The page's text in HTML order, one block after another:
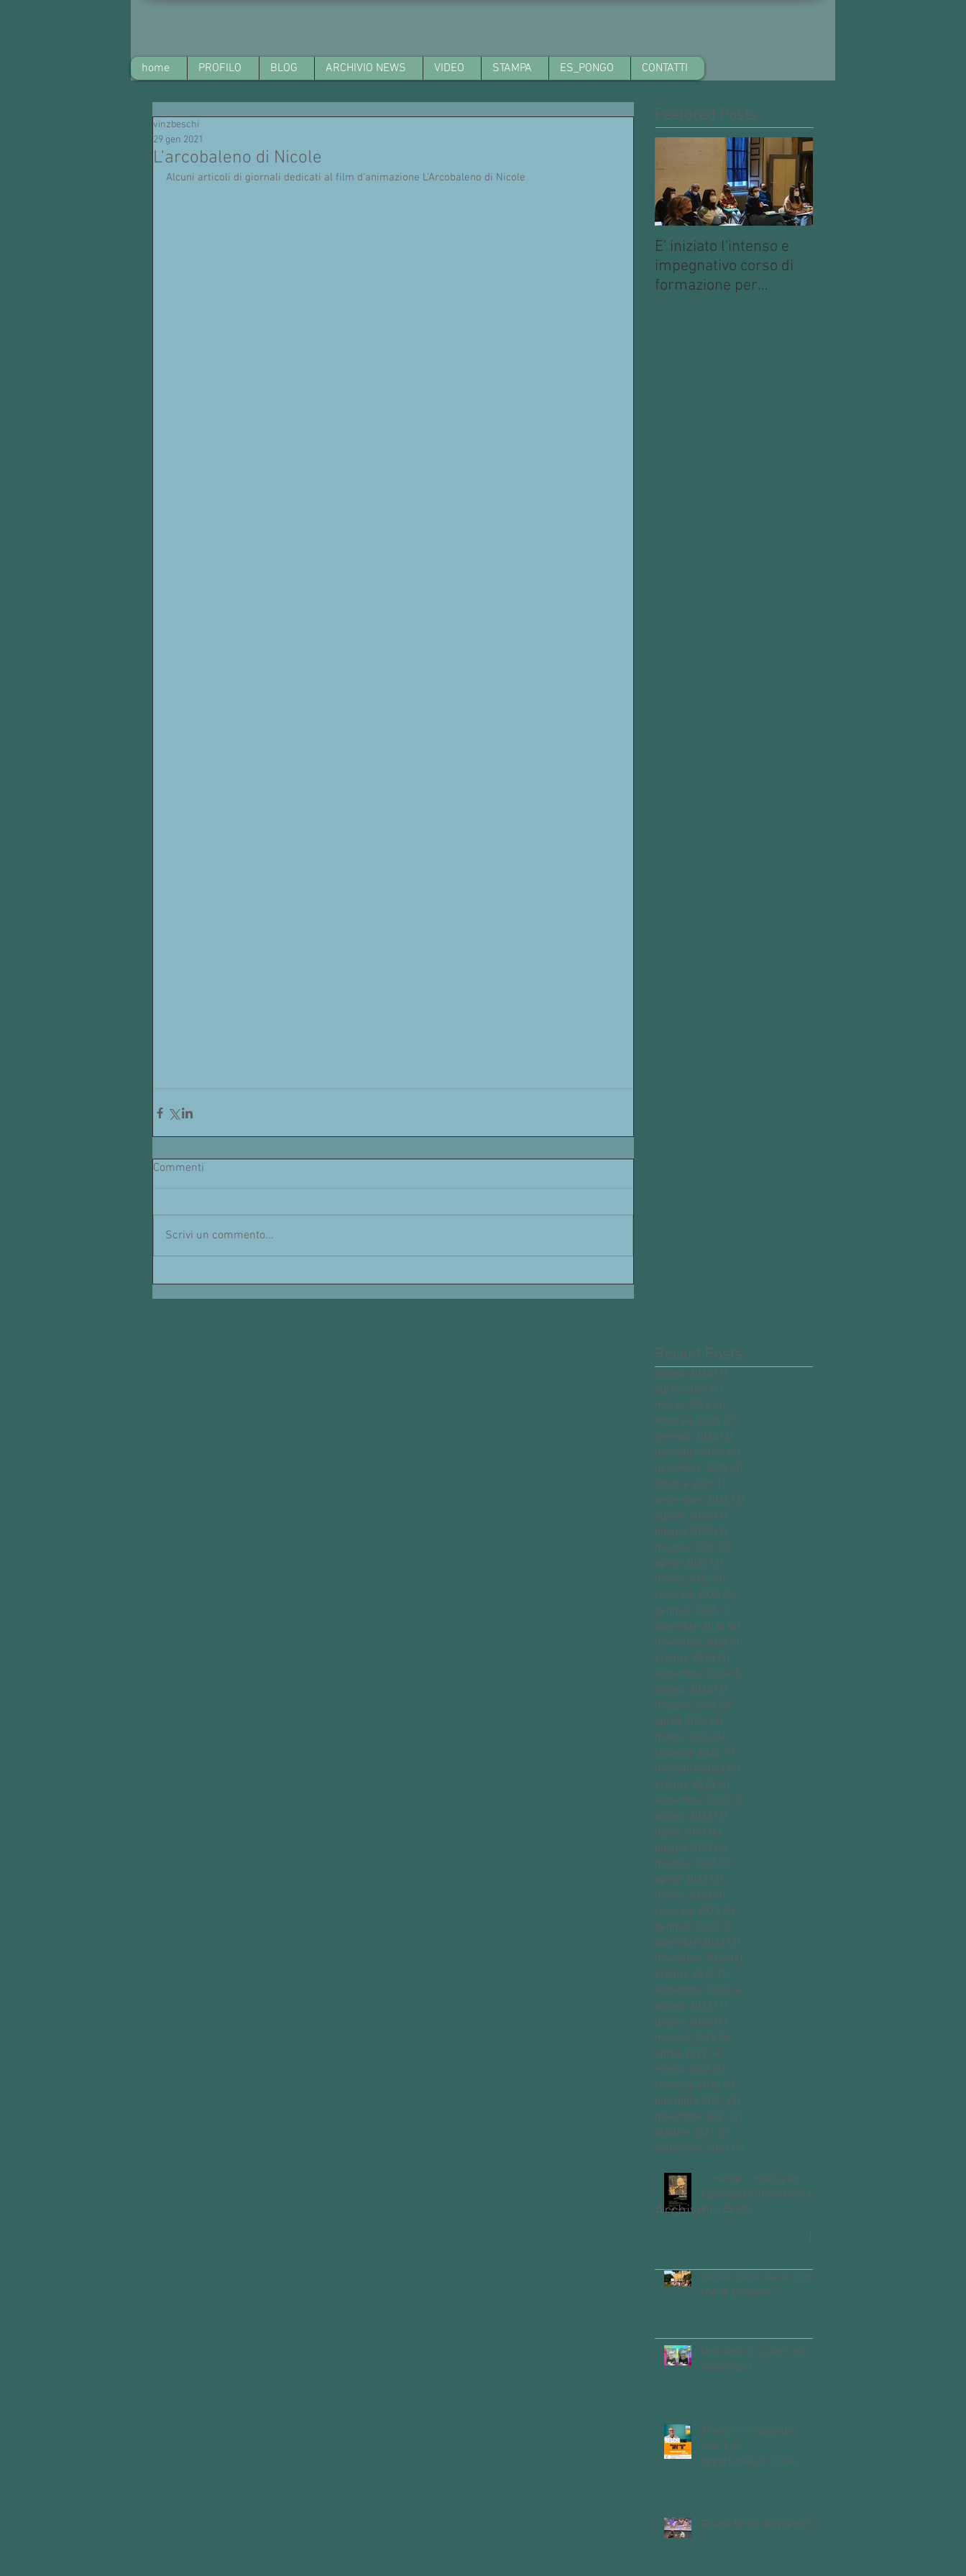
home PROFILO BLOG ARCHIVIO NEWS VIDEO STAMPA ES_PONGO CONTATTI
L'arcobaleno di Nicole
vinzbeschi
29 gen 2021
Alcuni articoli di giornali dedicati al film d'animazione L'Arcobaleno di Nicole
Commenti
Scrivi un commento...
Featured Posts
E' iniziato l'intenso e
impegnativo corso di
formazione per
Recent Posts
giugno 2026 (7)
aprile 2026 (1)
marzo 2026 (4)
febbraio 2026 (2)
gennaio 2026 (2)
dicembre 2025 (7)
novembre 2025 (3)
ottobre 2025 (1)
settembre 2025 (2)
agosto 2025 (3)
giugno 2025 (3)
maggio 2025 (2)
aprile 2025 (3)
marzo 2025 (3)
febbraio 2025 (5)
gennaio 2025 (3)
dicembre 2024 (4)
novembre 2024 (3)
ottobre 2024 (3)
settembre 2024 (5)
giugno 2024 (3)
maggio 2024 (2)
aprile 2024 (4)
marzo 2024 (4)
febbraio 2024 (1)
dicembre 2023 (7)
ottobre 2023 (4)
settembre 2023 (2)
agosto 2023 (3)
luglio 2023 (4)
giugno 2023 (4)
maggio 2023 (7)
aprile 2023 (3)
marzo 2023 (3)
febbraio 2023 (2)
gennaio 2023 (2)
dicembre 2022 (3)
novembre 2022 (4)
ottobre 2022 (1)
settembre 2022 (4)
agosto 2022 (1)
giugno 2022 (4)
maggio 2022 (5)
aprile 2022 (4)
marzo 2022 (6)
febbraio 2022 (1)
dicembre 2021 (3)
novembre 2021 (2)
ottobre 2021 (5)
settembre 2021 (5)
… mente - mostra ed
esperienza immersiva di
Vinz Beschi
Serata calda sia di clima
che di pensieri
Uno sono io...l'altro mi
assomiglia
Allenare lo sguardo -
Arte e AI,
opportunità,criticità e
Grazie Bruno Bozzetto!!!
Archive